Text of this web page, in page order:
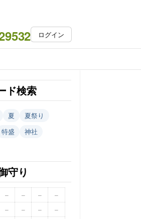
ログイン
ド検索
夏
夏祭り
特盛
神社
守り
– – –
–
– – – –